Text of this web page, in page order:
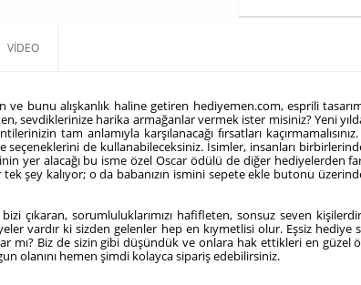
VIDEO
ve bunu alışkanlık haline getiren hediyemen.com, esprili
sevdiklerinize harika armağanlar vermek ister misiniz? Yeni
tam anlamıyla karşılanacağı fırsatları
seçeneklerini de kullanabileceksiniz. İsimler, insanları
yer alacağı bu isme özel Oscar ödülü de diğer hediyelerden
şey kalıyor; o da babanızın ismini sepete ekle butonu
çıkaran, sorumluluklarımızı hafifleten, sonsuz seven
vardır ki sizden gelenler hep en kıymetlisi olur. Eşsiz hediye
Biz de sizin gibi düşündük ve onlara hak ettikleri en
olanını hemen şimdi kolayca sipariş edebilirsiniz.